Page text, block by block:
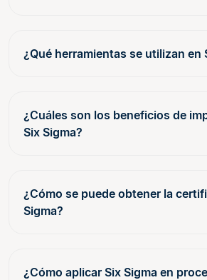
¿Qué herramientas se utilizan en
¿Cuáles son los beneficios de
Six Sigma?
¿Cómo se puede obtener la
Sigma?
¿Cómo aplicar Six Sigma en